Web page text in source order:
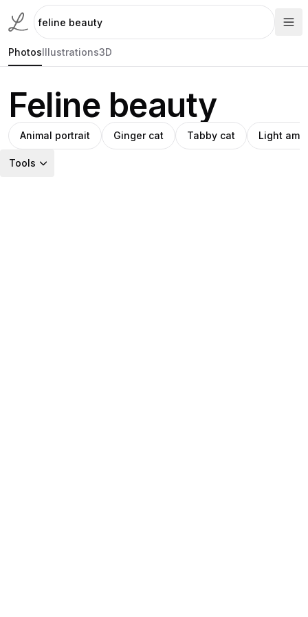
PhotosIllustrations3D
Feline beauty
Animal portrait Ginger cat Tabby cat Light
Tools